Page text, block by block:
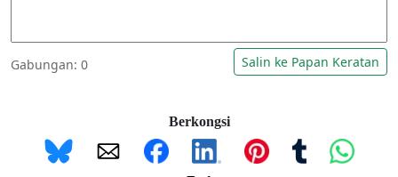
Gabungan: 0 Salin ke Papan Keratan
Berkongsi